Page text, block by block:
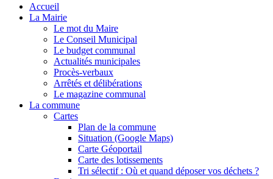
Accueil
La Mairie
Le mot du Maire
Le Conseil Municipal
Le budget communal
Actualités municipales
Procès-verbaux
Arrêtés et délibérations
Le magazine communal
La commune
Cartes
Plan de la commune
Situation (Google Maps)
Carte Géoportail
Carte des lotissements
Tri sélectif : Où et quand déposer vos déchets ?